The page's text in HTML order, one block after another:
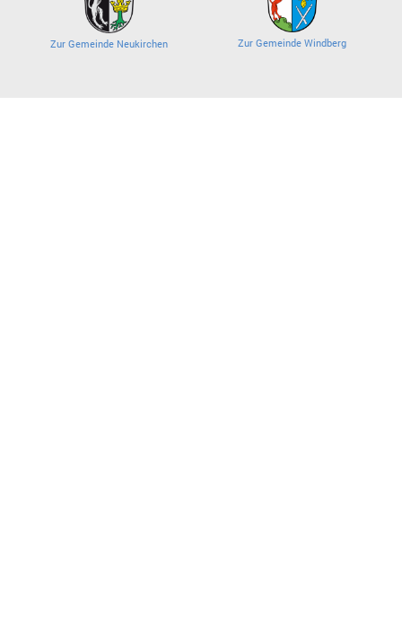
Zur Gemeinde Neukirchen Zur Gemeinde Windberg